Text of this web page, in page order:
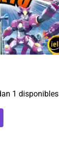
1 disponibles